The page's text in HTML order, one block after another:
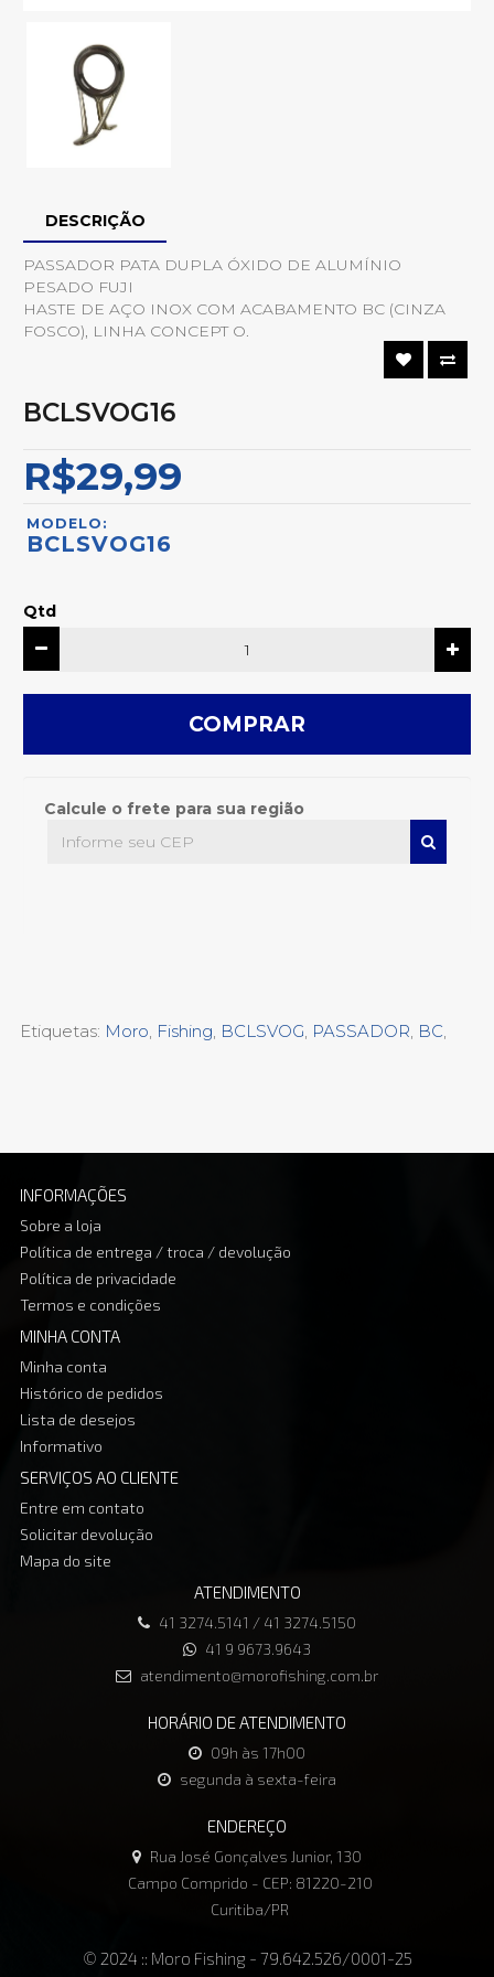
DESCRIÇÃO
PASSADOR PATA DUPLA ÓXIDO DE ALUMÍNIO
PESADO FUJI
HASTE DE AÇO INOX COM ACABAMENTO BC (CINZA
FOSCO), LINHA CONCEPT O.
BCLSVOG16
R$29,99
MODELO:
BCLSVOG16
Qtd
COMPRAR
Calcule o frete para sua região
Etiquetas: Moro, Fishing, BCLSVOG, PASSADOR, BC,
INFORMAÇÕES
Sobre a loja
Política de entrega / troca / devolução
Política de privacidade
Termos e condições
MINHA CONTA
Minha conta
Histórico de pedidos
Lista de desejos
Informativo
SERVIÇOS AO CLIENTE
Entre em contato
Solicitar devolução
Mapa do site
ATENDIMENTO
41 3274.5141 / 41 3274.5150
41 9 9673.9643
atendimento@morofishing.com.br
HORÁRIO DE ATENDIMENTO
09h às 17h00
segunda à sexta-feira
ENDEREÇO
Rua José Gonçalves Junior, 130
Campo Comprido - CEP: 81220-210
Curitiba/PR
© 2024 :: Moro Fishing - 79.642.526/0001-25